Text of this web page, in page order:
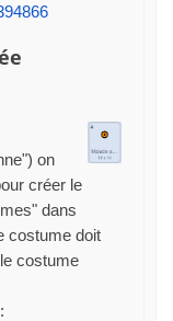
on
créer le
dans
costume doit
costume
: